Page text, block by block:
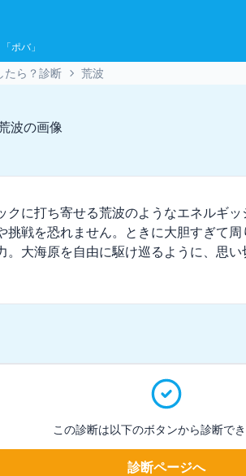
ポバ」
たら？診断 荒波
クに打ち寄せる荒波のようなエネルギ
挑戦を恐れません。ときに大胆すぎて
。大海原を自由に駆け巡るように、思
この診断は以下のボタンから診断でき
診断ページへ